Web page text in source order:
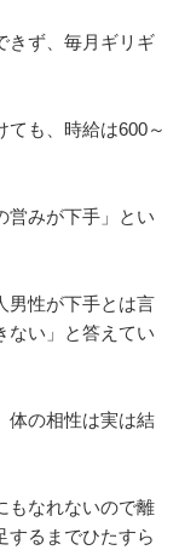
きず、毎月ギリギ
も、時給は600～
営みが下手」とい
男性が下手とは言
ない」と答えてい
体の相性は実は結
もなれないので離
するまでひたすら